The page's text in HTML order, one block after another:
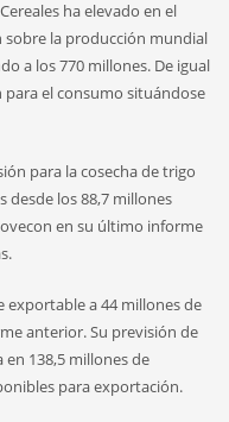
ha elevado en el
sobre la producción mundial
a los 770 millones. De igual
el consumo situándose
para la cosecha de trigo
desde los 88,7 millones
en su último informe
exportable a 44 millones de
anterior. Su previsión de
138,5 millones de
para exportación.